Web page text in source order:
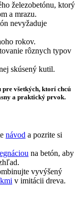
železobetónu, ktorý
a mrazu.
nevyžaduje
rokov.
rôznych typov
skúsený kutil.
všetkých, ktorí chcú
a praktický prvok.
návod a pozrite si
na betón, aby
vyvýšený
v imitácii dreva.